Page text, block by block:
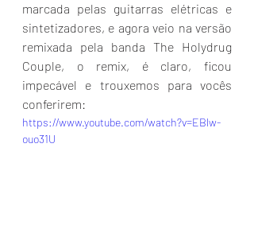
marcada pelas guitarras elétricas e
sintetizadores, e agora veio na versão
remixada pela banda The Holydrug
Couple, o remix, é claro, ficou
impecável e trouxemos para vocês
conferirem:
https://www.youtube.com/watch?v=EBlw-
ouo31U